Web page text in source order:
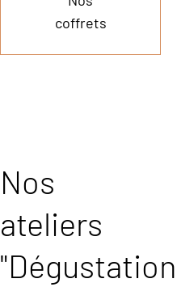
coffrets
Nos
ateliers